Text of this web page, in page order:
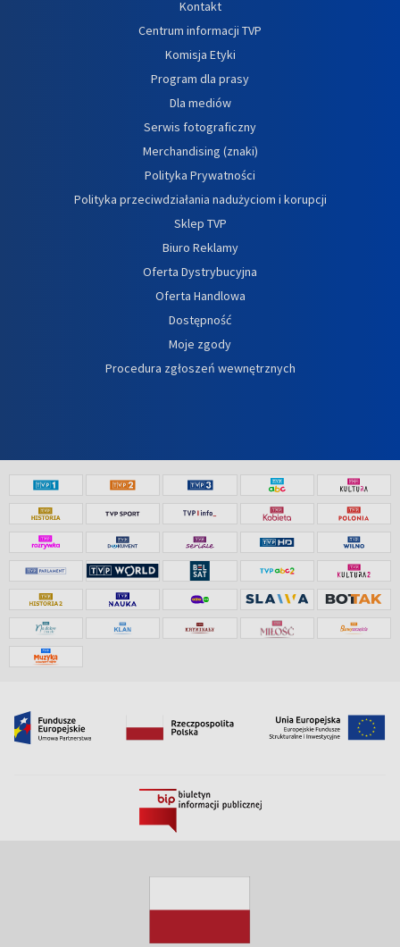
Kontakt
Centrum informacji TVP
Komisja Etyki
Program dla prasy
Dla mediów
Serwis fotograficzny
Merchandising (znaki)
Polityka Prywatności
Polityka przeciwdziałania nadużyciom i korupcji
Sklep TVP
Biuro Reklamy
Oferta Dystrybucyjna
Oferta Handlowa
Dostępność
Moje zgody
Procedura zgłoszeń wewnętrznych